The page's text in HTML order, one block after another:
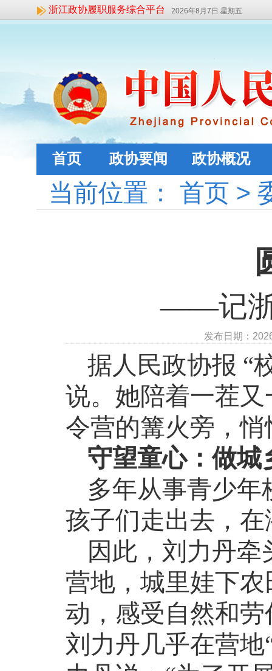
浙江政协履职服务综合平台 2026年8月7日 星期五
首页 政协要闻 政协概况
当前位置： 首页 >
——记浙
发布日期：
据人民政协报 “
说。她陪着一茬
令营的篝火旁，
守望童心：做城
多年从事青少
孩子们走出去，
因此，刘力丹
营地，城里娃下
动，感受自然和
刘力丹几乎在营地